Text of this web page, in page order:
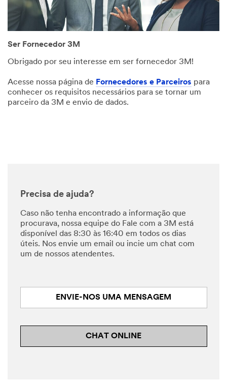
Ser Fornecedor 3M
Obrigado por seu interesse em ser fornecedor 3M!
Acesse nossa página de Fornecedores e Parceiros para
conhecer os requisitos necessários para se tornar um
parceiro da 3M e envio de dados.
Precisa de ajuda?
Caso não tenha encontrado a informação que
procurava, nossa equipe do Fale com a 3M está
disponível das 8:30 às 16:40 em todos os dias
úteis. Nos envie um email ou incie um chat com
um de nossos atendentes.
ENVIE-NOS UMA MENSAGEM
CHAT ONLINE